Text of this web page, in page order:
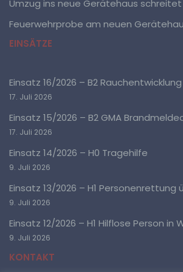
Umzug ins neue Gerätehaus
Feuerwehrprobe am neuen
EINSÄTZE
Einsatz 16/2026 – B2
17. Juli 2026
Einsatz 15/2026 – B2 GMA
17. Juli 2026
Einsatz 14/2026 – H0 Tragehilfe
9. Juli 2026
Einsatz 13/2026 – H1 Personenrettung
9. Juli 2026
Einsatz 12/2026 – H1 Hilflose Person in
9. Juli 2026
KONTAKT
sich auf eine identifizierte oder
natürliche Person (im Folgenden
beziehen. Als identifizierbar wird eine
angesehen, die direkt oder indirekt,
besonderen Merkmalen, die Ausdruck
physiologischen, genetischen,
wirtschaftlichen, kulturellen oder
dieser natürlichen Person sind,
kann.
b) betroffene Person
Betroffene Person ist jede identifizierte
identifizierbare natürliche Person, deren
personenbezogene Daten von dem für
Verantwortlichen verarbeitet werden.
c) Verarbeitung